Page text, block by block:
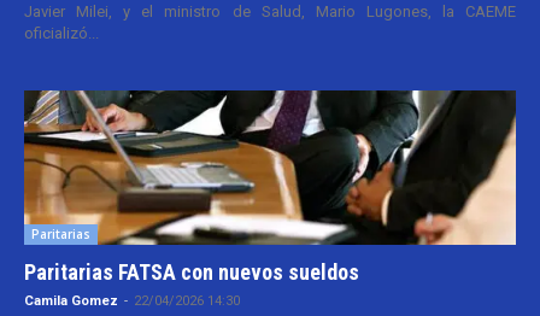
Javier Milei, y el ministro de Salud, Mario Lugones, la CAEME
oficializó...
Paritarias
Paritarias FATSA con nuevos sueldos
Camila Gomez - 22/04/2026 14:30